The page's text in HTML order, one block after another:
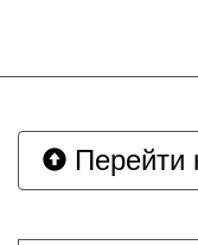
Перейти